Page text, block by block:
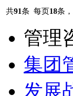
共91条 每页18条
管理
集团
发展